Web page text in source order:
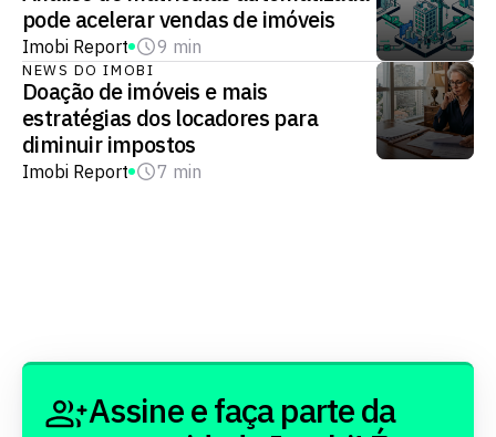
pode acelerar vendas de imóveis
Imobi Report 9 min
NEWS DO IMOBI
Doação de imóveis e mais
estratégias dos locadores para
diminuir impostos
Imobi Report 7 min
Assine e faça parte da